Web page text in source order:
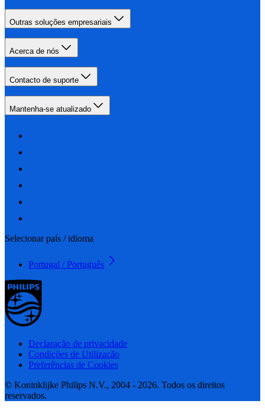
Outras soluções empresariais
Acerca de nós
Contacto de suporte
Mantenha-se atualizado
Selecionar país / idioma
Portugal / Português
Declaração de privacidade
Condições de Utilização
Preferências de Cookies
© Koninklijke Philips N.V., 2004 - 2026. Todos os direitos
reservados.